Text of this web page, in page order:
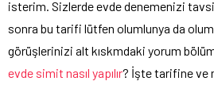
isterim. Sizlerde evde denemenizi
sonra bu tarifi lütfen olumlunya da
görüşlerinizi alt kıskmdaki yorum
evde simit nasıl yapılır? İşte tarifine ve